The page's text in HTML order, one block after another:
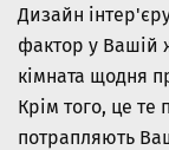
Дизайн
фактор у Вашій
кімната щодня
Крім того, це
потрапляють